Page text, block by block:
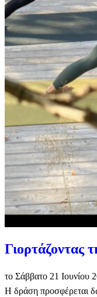
Γιορτάζοντας
το Σάββατο 21 Ιουνίου
Η δράση προσφέρεται